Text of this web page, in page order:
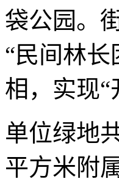
袋公园。
“民间林
相，实现“
单位绿地
平方米附